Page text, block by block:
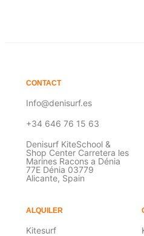
CONTACT
Info@denisurf.es
+34 646 76 15 63
Denisurf KiteSchool &
Shop Center Carretera les
Marines Racons a Dénia
77E Dénia 03779
Alicante, Spain
ALQUILER
Kitesurf